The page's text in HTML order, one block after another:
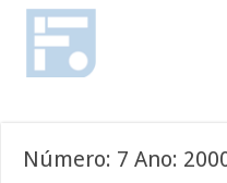
Número: 7 Ano: